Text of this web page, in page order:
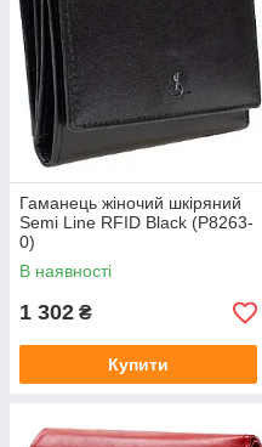
Гаманець жіночий шкіряний
Semi Line RFID Black (P8263-
0)
В наявності
1 302 ₴
Купити